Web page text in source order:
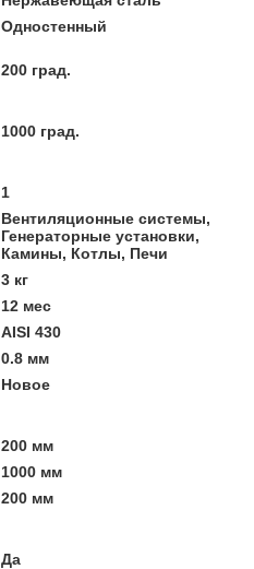
Одностенный
200 град.
1000 град.
1
Вентиляционные системы,
Генераторные установки,
Камины, Котлы, Печи
3 кг
12 мес
AISI 430
0.8 мм
Новое
200 мм
1000 мм
200 мм
Да